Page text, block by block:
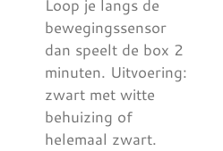
Loop je langs de
bewegingssensor
dan speelt de box 2
minuten. Uitvoering:
zwart met witte
behuizing of
helemaal zwart.